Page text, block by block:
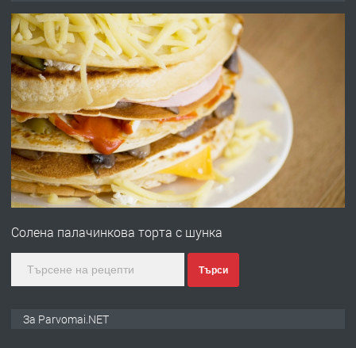
ПРЕДЛАГА Работа за общи работници
преди 1 година
ПРЕДЛАГА
Първи поход "По стъпките на Ангел
Солена палачинкова торта с шунка
Търси
За Parvomai.NET